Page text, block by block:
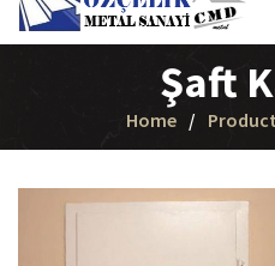
Şaft
Home